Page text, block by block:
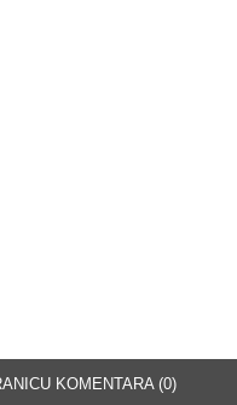
KOMENTARA (0)